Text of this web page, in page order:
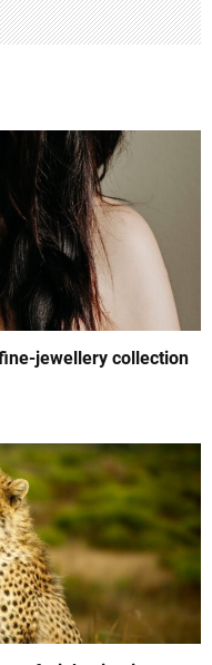
jewellery collection